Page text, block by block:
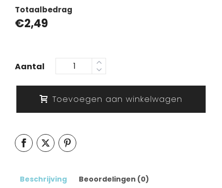
Totaalbedrag
€2,49
Aantal
Toevoegen aan winkelwagen
Beschrijving Beoordelingen (0)